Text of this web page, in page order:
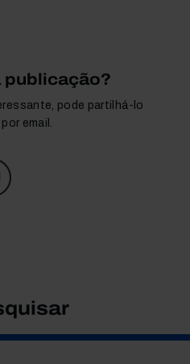
publicação?
pode partilhá-lo
email.